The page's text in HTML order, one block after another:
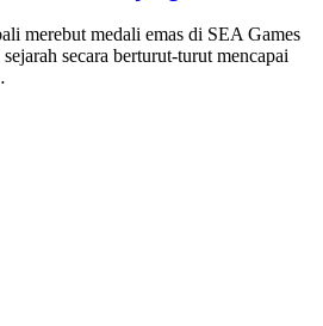
merebut medali emas di SEA Games
secara berturut-turut mencapai